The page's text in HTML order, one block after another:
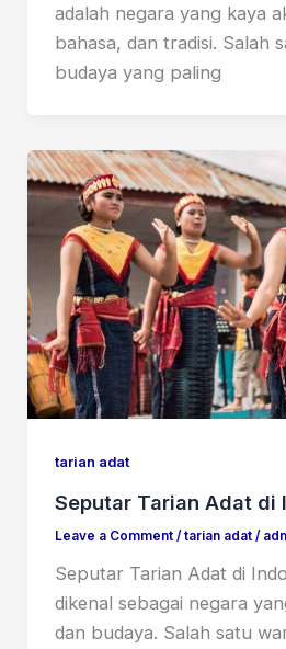
adalah negara yang kaya
bahasa, dan tradisi. Salah
budaya yang paling
tarian adat
Seputar Tarian Adat di
Leave a Comment /tarian adat/
Seputar Tarian Adat di
dikenal sebagai negara
dan budaya. Salah satu